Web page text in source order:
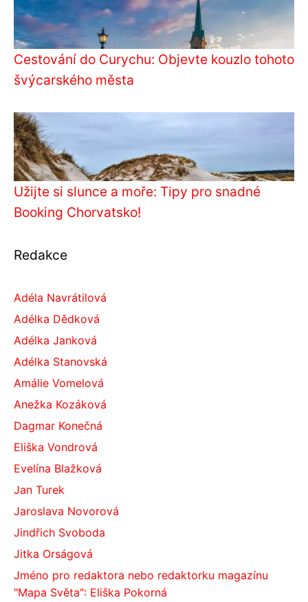
Cestování do Curychu: Objevte kouzlo tohoto
švýcarského města
Užijte si slunce a moře: Tipy pro snadné
Booking Chorvatsko!
Redakce
Adéla Navrátilová
Adélka Dědková
Adélka Janková
Adélka Stanovská
Amálie Vomelová
Anežka Kozáková
Dagmar Konečná
Eliška Vondrová
Evelína Blažková
Jan Turek
Jaroslava Novorová
Jindřich Svoboda
Jitka Orságová
Jméno pro redaktora nebo redaktorku magazínu
"Mapa Světa": Eliška Pokorná